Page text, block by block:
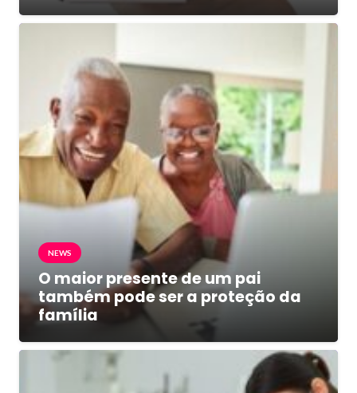
NEWS
O maior presente de um pai
também pode ser a proteção da
família